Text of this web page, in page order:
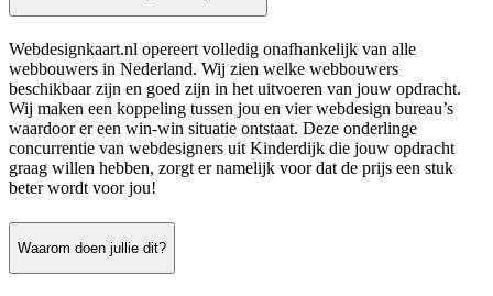
Webdesignkaart.nl opereert volledig onafhankelijk van alle
webbouwers in Nederland. Wij zien welke webbouwers
beschikbaar zijn en goed zijn in het uitvoeren van jouw opdracht.
Wij maken een koppeling tussen jou en vier webdesign bureau’s
waardoor er een win-win situatie ontstaat. Deze onderlinge
concurrentie van webdesigners uit Kinderdijk die jouw opdracht
graag willen hebben, zorgt er namelijk voor dat de prijs een stuk
beter wordt voor jou!
Waarom doen jullie dit?